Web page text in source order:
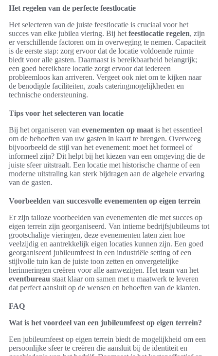
Het regelen van de perfecte feestlocatie
Het selecteren van de juiste feestlocatie is cruciaal voor het
succes van elke jubilea viering. Bij het feestlocatie regelen, zijn
er verschillende factoren om in overweging te nemen. Capaciteit
is de eerste stap: zorg ervoor dat de locatie voldoende ruimte
biedt voor alle gasten. Daarnaast is bereikbaarheid belangrijk;
een goed bereikbare locatie zorgt ervoor dat iedereen
probleemloos kan arriveren. Vergeet ook niet om te kijken naar
de benodigde faciliteiten, zoals cateringmogelijkheden en
technische ondersteuning.
Tips voor het selecteren van locatie
Bij het organiseren van evenementen op maat is het essentieel
om de behoeften van uw gasten in kaart te brengen. Overweeg
bijvoorbeeld de stijl van het evenement: moet het formeel of
informeel zijn? Dit helpt bij het kiezen van een omgeving die de
juiste sfeer uitstraalt. Een locatie met historische charme of een
moderne uitstraling kan sterk bijdragen aan de algehele ervaring
van de gasten.
Voorbeelden van succesvolle evenementen op eigen terrein
Er zijn talloze voorbeelden van evenementen die met succes op
eigen terrein zijn georganiseerd. Van intieme bedrijfsjubileums tot
grootschalige vieringen, deze evenementen laten zien hoe
veelzijdig en aantrekkelijk eigen locaties kunnen zijn. Een goed
georganiseerd jubileumfeest in een industriële setting of een
stijlvolle tuin kan de juiste toon zetten en onvergetelijke
herinneringen creëren voor alle aanwezigen. Het team van het
eventbureau staat klaar om samen met u maatwerk te leveren
dat perfect aansluit op de wensen en behoeften van de klanten.
FAQ
Wat is het voordeel van een jubileumfeest op eigen terrein?
Een jubileumfeest op eigen terrein biedt de mogelijkheid om een
persoonlijke sfeer te creëren die aansluit bij de identiteit en